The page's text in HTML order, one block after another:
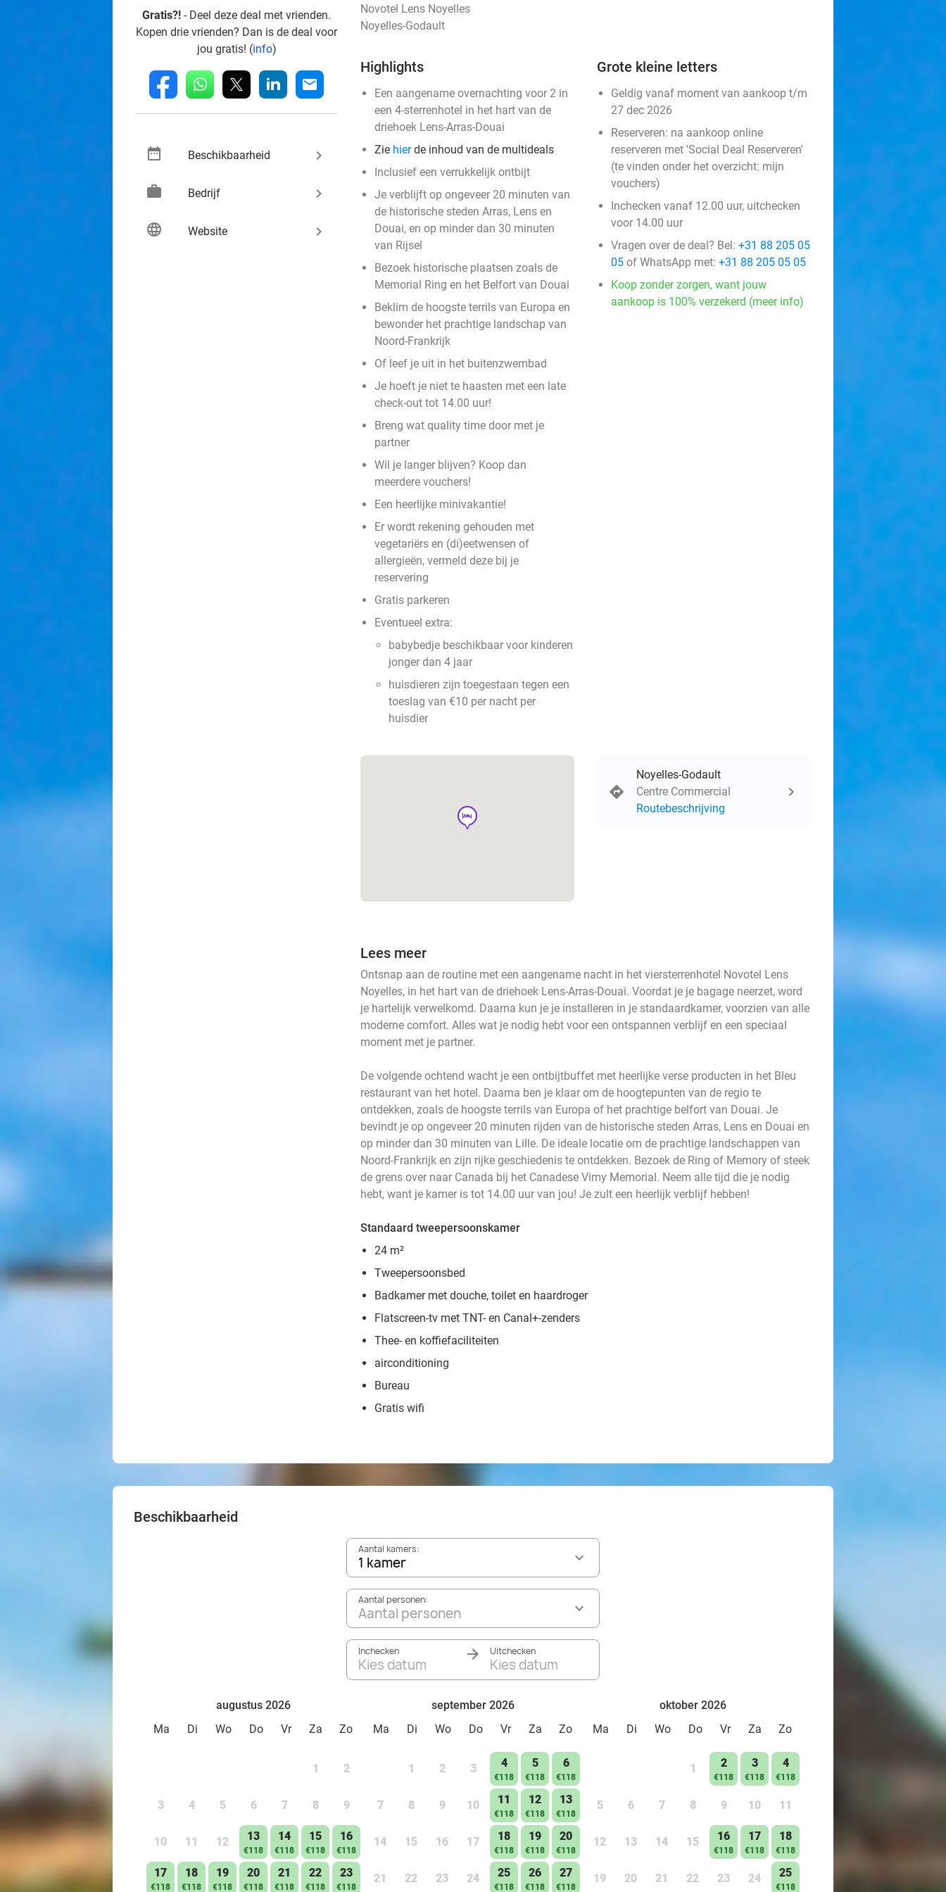
Gratis?! - Deel deze deal met vrienden.
Kopen drie vrienden? Dan is de deal voor
jou gratis! (info)
fb whatsapp linkedin mail
date_range Beschikbaarheid keyboard_arrow_right
work Bedrijf keyboard_arrow_right
language Website keyboard_arrow_right
Novotel Lens Noyelles
Noyelles-Godault
Highlights
Een aangename overnachting voor 2 in
een 4-sterrenhotel in het hart van de
driehoek Lens-Arras-Douai
Zie hierde inhoud van de multideals
Inclusief een verrukkelijk ontbijt
Je verblijft op ongeveer 20 minuten van
de historische steden Arras, Lens en
Douai, en op minder dan 30 minuten
van Rijsel
Bezoek historische plaatsen zoals de
Memorial Ring en het Belfort van Douai
Beklim de hoogste terrils van Europa en
bewonder het prachtige landschap van
Noord-Frankrijk
Of leef je uit in het buitenzwembad
Je hoeft je niet te haasten met een late
check-out tot 14.00 uur!
Breng wat quality time door met je
partner
Wil je langer blijven? Koop dan
meerdere vouchers!
Een heerlijke minivakantie!
Er wordt rekening gehouden met
vegetariërs en (di)eetwensen of
allergieën, vermeld deze bij je
reservering
Gratis parkeren
Eventueel extra:
babybedje beschikbaar voor kinderen
jonger dan 4 jaar
huisdieren zijn toegestaan tegen een
toeslag van €10 per nacht per
huisdier
Grote kleine letters
Geldig vanaf moment van aankoop t/m
27 dec 2026
Reserveren: na aankoop online
reserveren met 'Social Deal Reserveren'
(te vinden onder het overzicht: mijn
vouchers)
Inchecken vanaf 12.00 uur, uitchecken
voor 14.00 uur
Vragen over de deal? Bel: +31 88 205 05
05 of WhatsApp met: +31 88 205 05 05
Koop zonder zorgen, want jouw
aankoop is 100% verzekerd (meer info)
hotel
Noyelles-Godault
Centre Commercial
Routebeschrijving
Lees meer
Ontsnap aan de routine met een aangename nacht in het viersterrenhotel Novotel Lens
Noyelles, in het hart van de driehoek Lens-Arras-Douai. Voordat je je bagage neerzet, word
je hartelijk verwelkomd. Daarna kun je je installeren in je standaardkamer, voorzien van alle
moderne comfort. Alles wat je nodig hebt voor een ontspannen verblijf en een speciaal
moment met je partner.
De volgende ochtend wacht je een ontbijtbuffet met heerlijke verse producten in het Bleu
restaurant van het hotel. Daarna ben je klaar om de hoogtepunten van de regio te
ontdekken, zoals de hoogste terrils van Europa of het prachtige belfort van Douai. Je
bevindt je op ongeveer 20 minuten rijden van de historische steden Arras, Lens en Douai en
op minder dan 30 minuten van Lille. De ideale locatie om de prachtige landschappen van
Noord-Frankrijk en zijn rijke geschiedenis te ontdekken. Bezoek de Ring of Memory of steek
de grens over naar Canada bij het Canadese Vimy Memorial. Neem alle tijd die je nodig
hebt, want je kamer is tot 14.00 uur van jou! Je zult een heerlijk verblijf hebben!
Standaard tweepersoonskamer
24 m²
Tweepersoonsbed
Badkamer met douche, toilet en haardroger
Flatscreen-tv met TNT- en Canal+-zenders
Thee- en koffiefaciliteiten
airconditioning
Bureau
Gratis wifi
Beschikbaarheid
Aantal kamers:
1 kamer
Aantal personen:
Aantal personen
Inchecken
Kies datum
Uitchecken
Kies datum
augustus 2026
Ma
Di Wo Do Vr Za Zo
1 2
3 4 5 6 7 8 9
10 11 12 13
€118
14
€118
15
€118
16
€118
17
€118
18
€118
19
€118
20
€118
21
€118
22
€118
23
€118
september 2026
Ma
Di Wo Do Vr Za Zo
1 2 3 4
€118
5
€118
6
€118
7 8 9 10 11
€118
12
€118
13
€118
14 15 16 17 18
€118
19
€118
20
€118
21 22 23 24 25
€118
26
€118
27
€118
oktober 2026
Ma
Di Wo Do Vr Za Zo
1 2
€118
3
€118
4
€118
5 6 7 8 9 10 11
12 13 14 15 16
€118
17
€118
18
€118
19 20 21 22 23 24 25
€118